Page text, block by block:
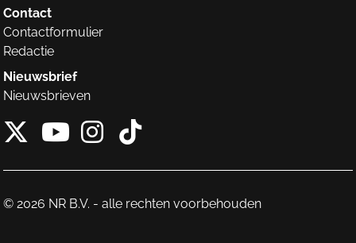
Contact
Contactformulier
Redactie
Nieuwsbrief
Nieuwsbrieven
X van NieuwRechts
Instagram van
Tiktok van
© 2026 NR B.V. - alle rechten voorbehouden